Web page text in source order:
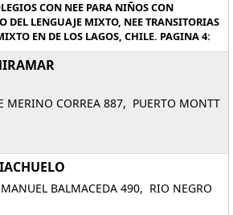
CON NEE PARA NIÑOS CON
DEL LENGUAJE MIXTO, NEE TRANSITORIAS
EN DE LOS LAGOS, CHILE. PAGINA 4:
MERINO CORREA 887, PUERTO MONTT
BALMACEDA 490, RIO NEGRO